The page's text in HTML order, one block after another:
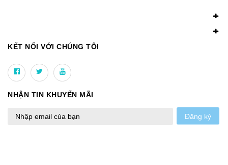
KẾT NỐI VỚI CHÚNG TÔI
NHẬN TIN KHUYẾN MÃI
Đăng ký